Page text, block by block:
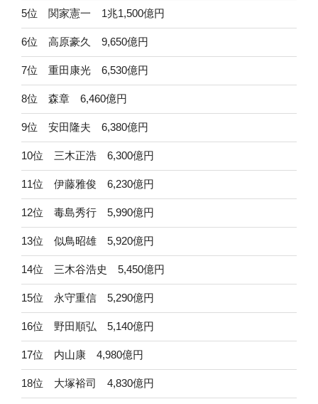
5位 関家憲一 1兆1,500億円
6位 高原豪久 9,650億円
7位 重田康光 6,530億円
8位 森章 6,460億円
9位 安田隆夫 6,380億円
10位 三木正浩 6,300億円
11位 伊藤雅俊 6,230億円
12位 毒島秀行 5,990億円
13位 似鳥昭雄 5,920億円
14位 三木谷浩史 5,450億円
15位 永守重信 5,290億円
16位 野田順弘 5,140億円
17位 内山康 4,980億円
18位 大塚裕司 4,830億円